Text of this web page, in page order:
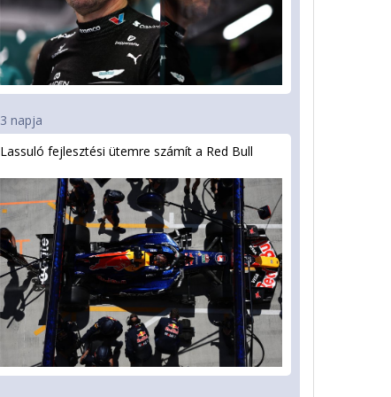
3 napja
Lassuló fejlesztési ütemre számít a Red Bull